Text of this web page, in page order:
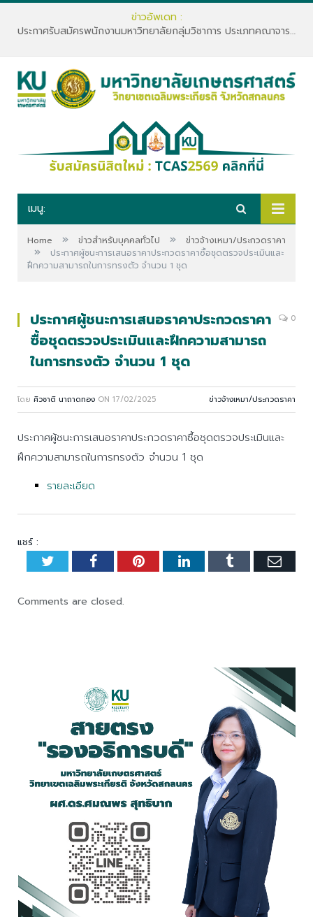
ข่าวอัพเดท :
ประกาศรับสมัครพนักงานมหาวิทยาลัยกลุ่มวิชาการ ประเภทคณาจารย์ประจำ คณะทรัพยากรธรรมชาติและอุตสาหกรรมเกษตร สังกัดภาควิชาเกษตรและทรัพยากร
เมนู:
Home » ข่าวสำหรับบุคคลทั่วไป » ข่าวจ้างเหมา/ประกวดราคา
»
ประกาศผู้ชนะการเสนอราคาประกวดราคาซื้อชุดตรวจประเมินและ
ฝึกความสามารถในการทรงตัว จำนวน 1 ชุด
ประกาศผู้ชนะการเสนอราคาประกวดราคา
ซื้อชุดตรวจประเมินและฝึกความสามารถ
ในการทรงตัว จำนวน 1 ชุด
0
โดย ศิวชาติ นาถาดทอง ON 17/02/2025 ข่าวจ้างเหมา/ประกวดราคา
ประกาศผู้ชนะการเสนอราคาประกวดราคาซื้อชุดตรวจประเมินและ
ฝึกความสามารถในการทรงตัว จำนวน 1 ชุด
รายละเอียด
แชร์ :
TwitterFacebookPinterestLinkedInTumblr
Comments are closed.